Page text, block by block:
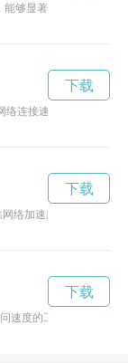
够显著提高飞机的加
连接速度和稳定性的
下载
络加速服务的应用程
下载
速度的工具，通过特
下载